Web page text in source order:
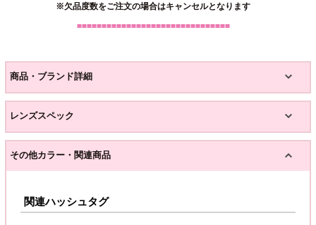
※欠品度数をご注文の場合はキャンセルとなります
===============================
商品・ブランド詳細
レンズスペック
その他カラー・関連商品
関連ハッシュタグ